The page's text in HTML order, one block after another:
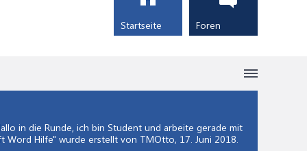
in die Runde, ich bin Student und arbeite gerade mit
Word Hilfe" wurde erstellt von TMOtto, 17. Juni 2018.
Startseite Foren